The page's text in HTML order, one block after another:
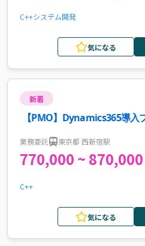
C++システム開発
気になる
新着
【PMO】Dynamics365導入
業務委託 東京都 西新宿駅
770,000 ~ 870,000
C++
気になる